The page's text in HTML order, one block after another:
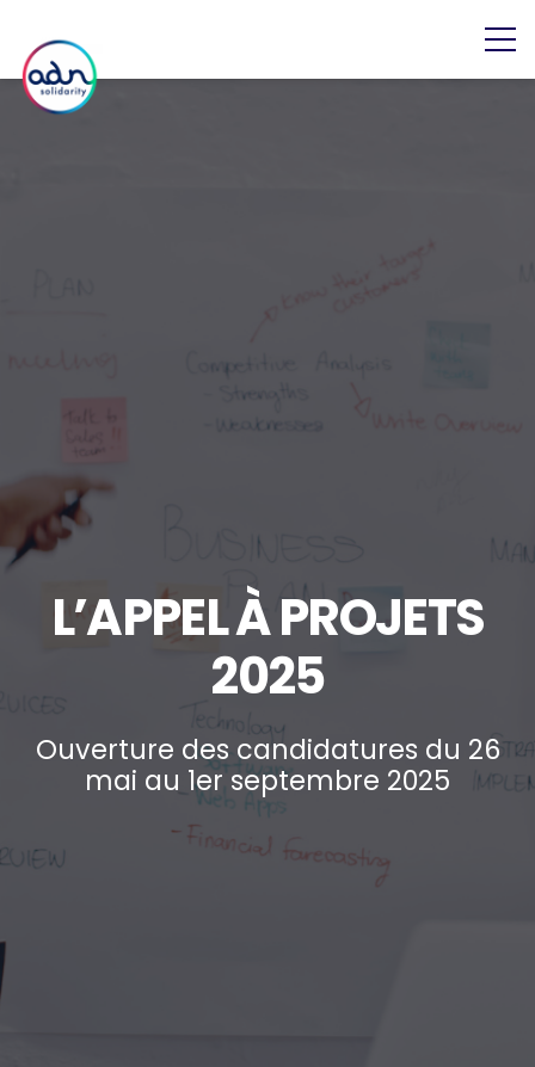
L’APPEL À PROJETS
2025
Ouverture des candidatures du 26
mai au 1er septembre 2025